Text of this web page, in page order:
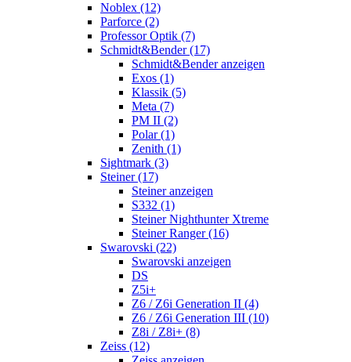
Noblex (12)
Parforce (2)
Professor Optik (7)
Schmidt&Bender (17)
Schmidt&Bender anzeigen
Exos (1)
Klassik (5)
Meta (7)
PM II (2)
Polar (1)
Zenith (1)
Sightmark (3)
Steiner (17)
Steiner anzeigen
S332 (1)
Steiner Nighthunter Xtreme
Steiner Ranger (16)
Swarovski (22)
Swarovski anzeigen
DS
Z5i+
Z6 / Z6i Generation II (4)
Z6 / Z6i Generation III (10)
Z8i / Z8i+ (8)
Zeiss (12)